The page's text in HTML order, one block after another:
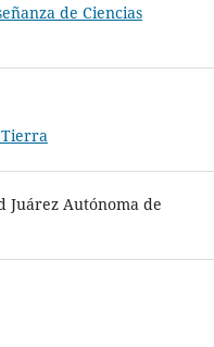
de Ciencias
Tierra
Juárez Autónoma de